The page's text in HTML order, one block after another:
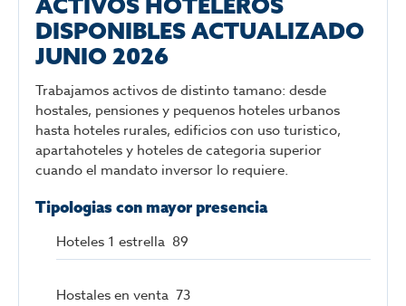
DISPONIBLES ACTUALIZADO
JUNIO 2026
Trabajamos activos de distinto tamano: desde
hostales, pensiones y pequenos hoteles urbanos
hasta hoteles rurales, edificios con uso turistico,
apartahoteles y hoteles de categoria superior
cuando el mandato inversor lo requiere.
Tipologias con mayor presencia
Hoteles 1 estrella 89
Hostales en venta 73